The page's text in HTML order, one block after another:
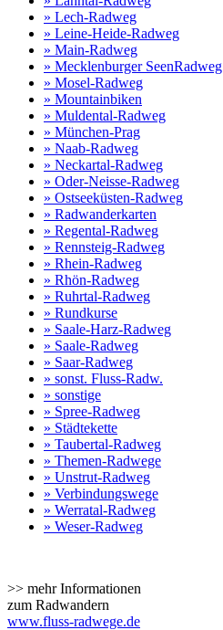
» Lech-Radweg
» Leine-Heide-Radweg
» Main-Radweg
» Mecklenburger SeenRadweg
» Mosel-Radweg
» Mountainbiken
» Muldental-Radweg
» München-Prag
» Naab-Radweg
» Neckartal-Radweg
» Oder-Neisse-Radweg
» Ostseeküsten-Radweg
» Radwanderkarten
» Regental-Radweg
» Rennsteig-Radweg
» Rhein-Radweg
» Rhön-Radweg
» Ruhrtal-Radweg
» Rundkurse
» Saale-Harz-Radweg
» Saale-Radweg
» Saar-Radweg
» sonst. Fluss-Radw.
» sonstige
» Spree-Radweg
» Städtekette
» Taubertal-Radweg
» Themen-Radwege
» Unstrut-Radweg
» Verbindungswege
» Werratal-Radweg
» Weser-Radweg
>> mehr Informationen
zum Radwandern
www.fluss-radwege.de